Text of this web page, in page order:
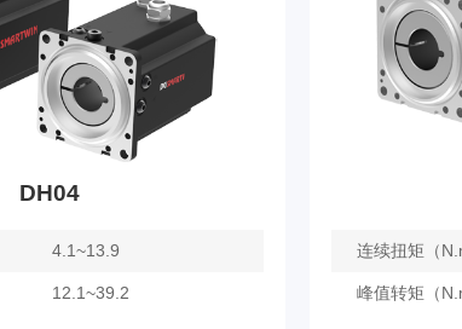
DH04
4.1~13.9
12.1~39.2
连续扭矩（
峰值转矩（